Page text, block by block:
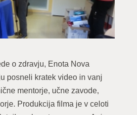
o zdravju, Enota Nova
posneli kratek video in vanj
mentorje, učne zavode,
Produkcija filma je v celoti